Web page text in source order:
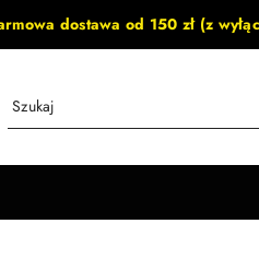
dostawa od 150 zł (z